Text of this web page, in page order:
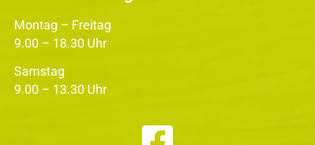
Montag – Freitag
9.00 – 18.30 Uhr
Samstag
9.00 – 13.30 Uhr